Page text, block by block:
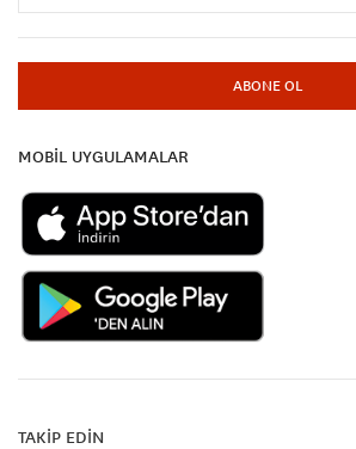
ABONE OL
MOBİL UYGULAMALAR
TAKİP EDİN